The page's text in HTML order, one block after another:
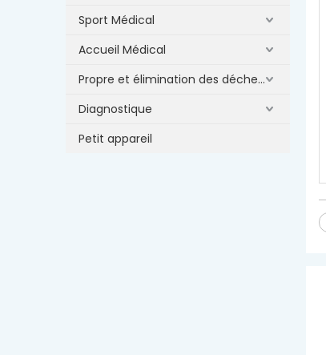
Sport Médical
Accueil Médical
Propre et élimination des déchets
Diagnostique
Petit appareil